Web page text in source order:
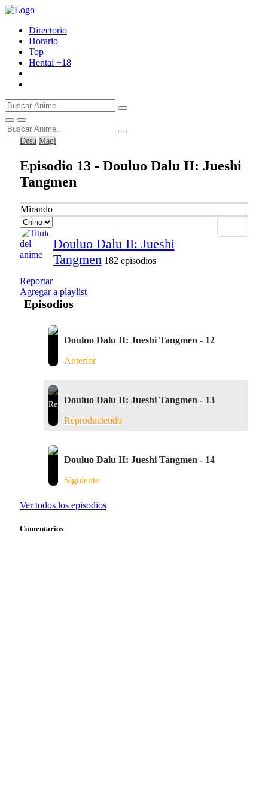
Directorio
Horario
Top
Hentai +18
Desu Magi
Episodio 13 - Douluo Dalu II: Jueshi
Tangmen
Mirando
Douluo Dalu II: Jueshi
Tangmen 182 episodios
Reportar
Agregar a playlist
Episodios
Douluo Dalu II: Jueshi Tangmen - 12
Anterior
Douluo Dalu II: Jueshi Tangmen - 13
Reproduciendo
Douluo Dalu II: Jueshi Tangmen - 14
Siguiente
Ver todos los episodios
Comentarios